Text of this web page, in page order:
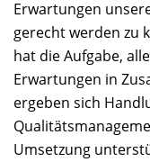
Erwartungen
gerecht werden zu
hat die Aufgabe,
Erwartungen in
ergeben sich
Umsetzung